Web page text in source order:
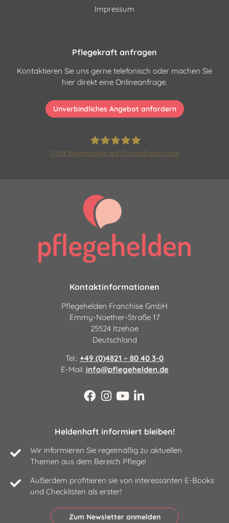
Impressum
Pflegekraft anfragen
Kontaktieren Sie uns gerne telefonisch oder machen Sie
hier direkt eine Onlineanfrage.
Unverbindliches Angebot anfordern
|24 Stunden Pflege und
3124 Bewertungen auf ProvenExpert.com
Kontaktinformationen
Pflegehelden Franchise GmbH
Emmy-Noether-Straße 17
25524 Itzehoe
Deutschland
Tel.: +49 (0)4821 – 80 40 3-0
E-Mail: info@pflegehelden.de
Heldenhaft informiert bleiben!
Wir informieren Sie regelmäßig zu aktuellen
Themen aus dem Bereich Pflege!
Außerdem profitieren sie von interessanten E-Books
und Checklisten als erster!
Zum Newsletter anmelden